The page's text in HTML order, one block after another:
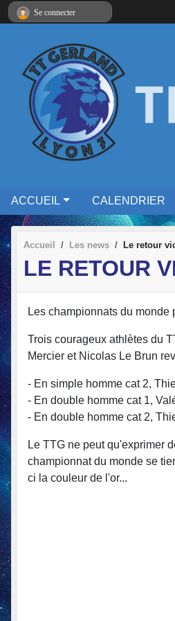
ACCUEIL CALENDRIER
Accueil Les news Le retour
LE RETOUR
Les championnats du
Trois courageux athlètes du
Mercier et Nicolas Le Brun
- En simple homme cat 2,
- En double homme cat 1,
- En double homme cat 2,
Le TTG ne peut qu'exprimer
championnat du monde se
ci la couleur de l'or...
Se connecter
Panneau de gestion des cookies